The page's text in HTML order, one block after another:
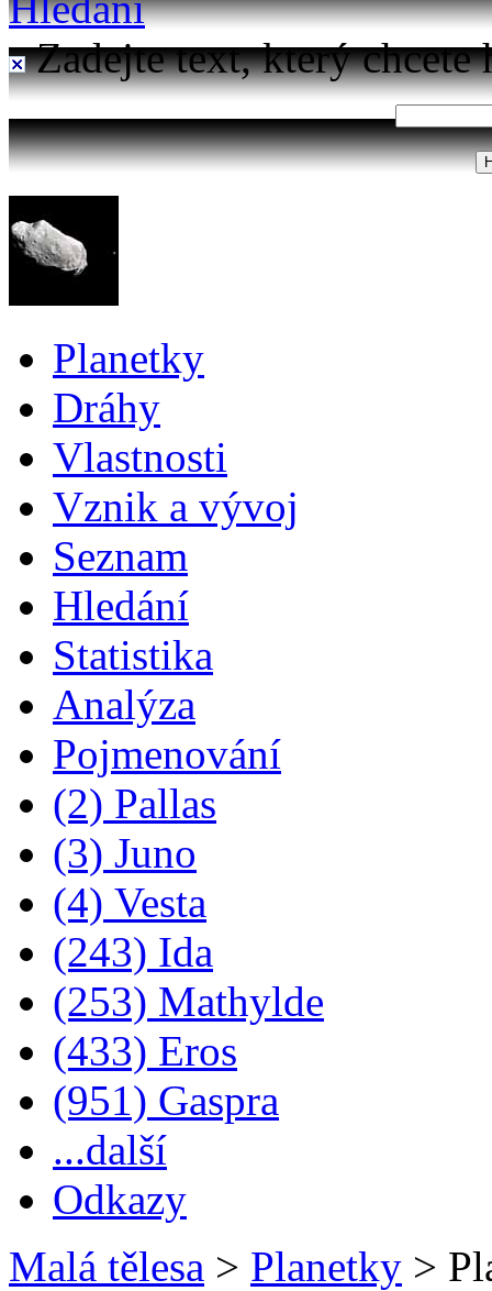
Zadejte text, který chcete
Planetky
Dráhy
Vlastnosti
Vznik a vývoj
Seznam
Hledání
Statistika
Analýza
Pojmenování
(2) Pallas
(3) Juno
(4) Vesta
(243) Ida
(253) Mathylde
(433) Eros
(951) Gaspra
...další
Odkazy
Malá tělesa > Planetky >